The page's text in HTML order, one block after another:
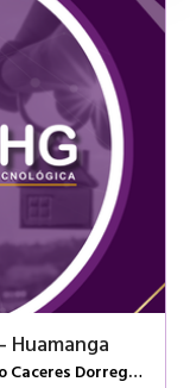
Huamanga
Andres Avelino Caceres Dorregaray